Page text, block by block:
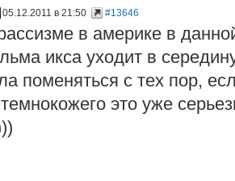
05.12.2011 в 21:50 #13646
в америке в
икса уходит в
поменяться с тех пор,
это уже